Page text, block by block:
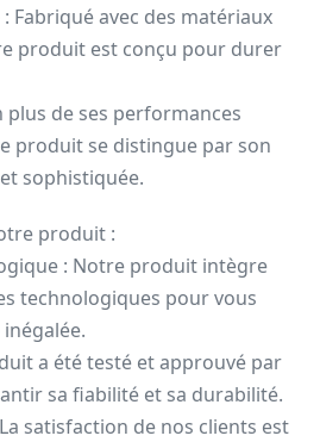
Fabriqué avec des matériaux
produit est conçu pour durer
plus de ses performances
produit se distingue par son
sophistiquée.
produit :
: Notre produit intègre
technologiques pour vous
a été testé et approuvé par
sa fiabilité et sa durabilité.
satisfaction de nos clients est